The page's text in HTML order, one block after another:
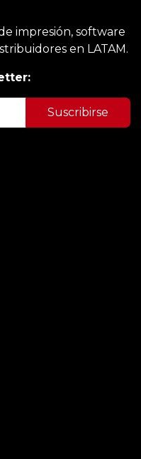
impresión, software
en LATAM.
Suscribirse